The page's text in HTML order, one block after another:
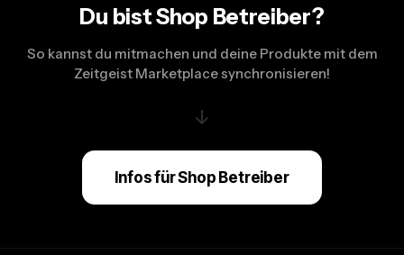
Du bist Shop Betreiber?
So kannst du mitmachen und deine Produkte mit dem
Zeitgeist Marketplace synchronisieren!
↓
Infos für Shop Betreiber